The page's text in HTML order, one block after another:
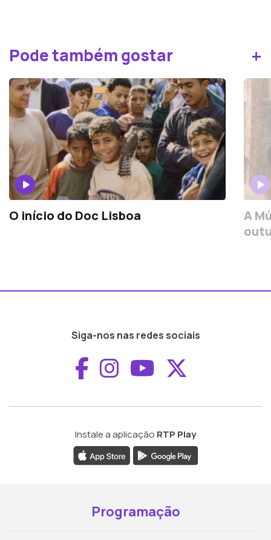
Pode também gostar +
O início do Doc Lisboa
A
Siga-nos nas redes sociais
Aceder ao
Aceder ao
Aceder ao
Instale a aplicação RTP Play
Programação